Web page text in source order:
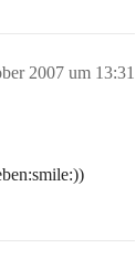
2007 um 13:31